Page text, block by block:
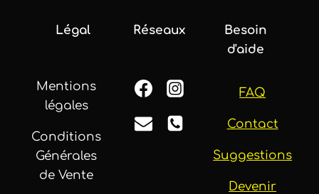
Légal Réseaux
Besoin
d'aide
Mentions
légales
Conditions
Générales
de Vente
FAQ
Contact
Suggestions
Devenir